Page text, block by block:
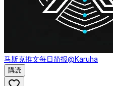
马斯克推文每日简报@Karuha
購読